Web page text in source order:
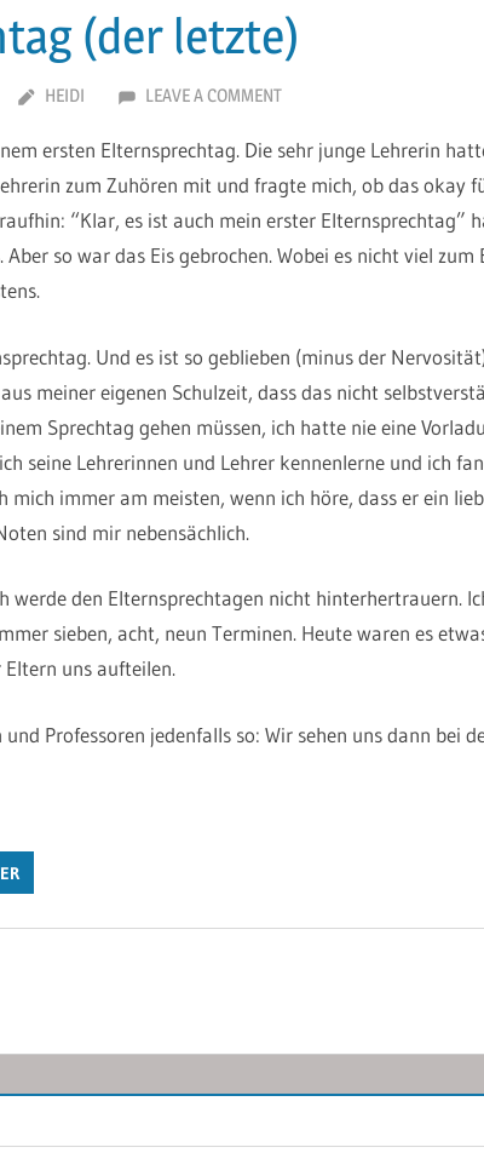
(der letzte)
HEIDI LEAVE A COMMENT
ersten Elternsprechtag. Die sehr junge Lehrerin
zum Zuhören mit und fragte mich, ob das okay
“Klar, es ist auch mein erster Elternsprechtag”
so war das Eis gebrochen. Wobei es nicht viel zum
Und es ist so geblieben (minus der
meiner eigenen Schulzeit, dass das nicht
Sprechtag gehen müssen, ich hatte nie eine
seine Lehrerinnen und Lehrer kennenlerne und ich
mich immer am meisten, wenn ich höre, dass er ein
sind mir nebensächlich.
werde den Elternsprechtagen nicht hinterhertrauern.
sieben, acht, neun Terminen. Heute waren es
uns aufteilen.
Professoren jedenfalls so: Wir sehen uns dann bei